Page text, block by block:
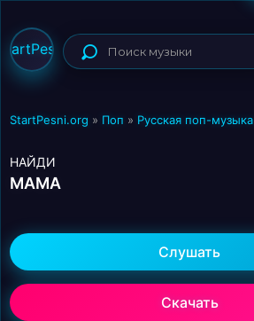
StartPesni.org » Поп » Русская поп-музыка
НАЙДИ
МАМА
Слушать
Скачать